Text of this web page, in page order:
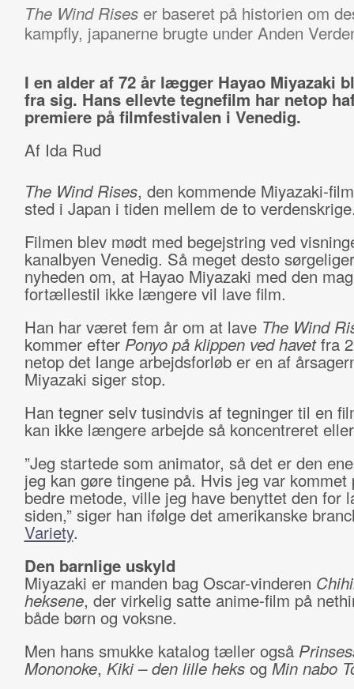
The Wind Riseser baseret på historien om
kampfly, japanerne brugte under Anden
I en alder af 72 år lægger Hayao Miyazaki
fra sig. Hans ellevte tegnefilm har netop
premiere på filmfestivalen i Venedig.
Af Ida Rud
The Wind Rises, den kommende Miyazaki-
sted i Japan i tiden mellem de to
Filmen blev mødt med begejstring ved
kanalbyen Venedig. Så meget desto
nyheden om, at Hayao Miyazaki med den
fortællestil ikke længere vil lave film.
Han har været fem år om at lave The Wind
kommer efter Ponyo på klippen ved havetfra
netop det lange arbejdsforløb er en af
Miyazaki siger stop.
Han tegner selv tusindvis af tegninger til en
kan ikke længere arbejde så koncentreret
”Jeg startede som animator, så det er den
jeg kan gøre tingene på. Hvis jeg var kommet
bedre metode, ville jeg have benyttet den for
siden,” siger han ifølge det amerikanske
Variety.
Den barnlige uskyld
Miyazaki er manden bag Oscar-vinderen
heksene, der virkelig satte anime-film på
både børn og voksne.
Men hans smukke katalog tæller også
Mononoke, Kiki – den lille heksogMin nabo